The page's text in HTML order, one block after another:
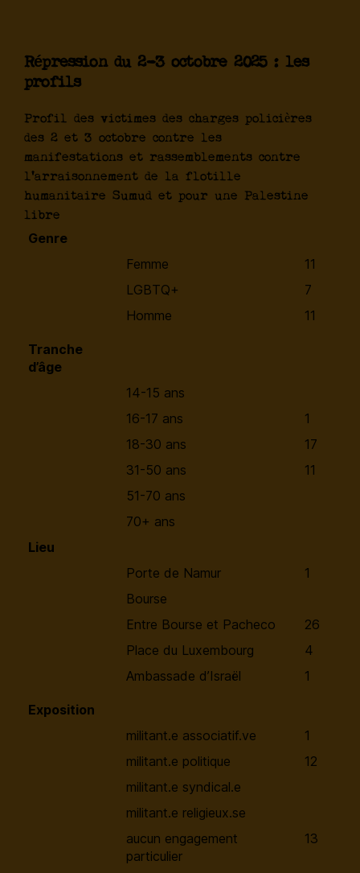
Répression du 2-3 octobre 2025 : les
profils
Profil des victimes des charges policières
des 2 et 3 octobre contre les
manifestations et rassemblements contre
l'arraisonnement de la flotille
humanitaire Sumud et pour une Palestine
libre
Genre
Femme
11
LGBTQ+
7
Homme
11
Tranche
d’âge
14-15 ans
16-17 ans
1
18-30 ans
17
31-50 ans
11
51-70 ans
70+ ans
Lieu
Porte de Namur
1
Bourse
Entre Bourse et Pacheco
26
Place du Luxembourg
4
Ambassade d’Israël
1
Exposition
militant.e associatif.ve
1
militant.e politique
12
militant.e syndical.e
militant.e religieux.se
aucun engagement
particulier
13